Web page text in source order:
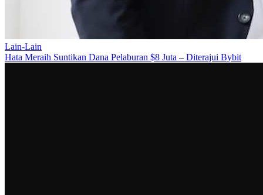
Lain-Lain
Hata Meraih Suntikan Dana Pelaburan $8 Juta – Diterajui Bybit